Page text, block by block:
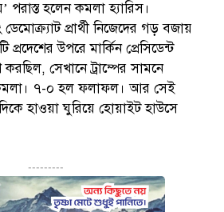
পরাস্ত হলেন কমলা হ্যারিস।
ডেমোক্র্যাট প্রার্থী নিজেদের গড় বজায়
প্রদেশের উপরে মার্কিন প্রেসিডেন্ট
করছিল, সেখানে ট্রাম্পের সামনে
৭-০ হল ফলাফল। আর সেই
হাওয়া ঘুরিয়ে হোয়াইট হাউসে
---------